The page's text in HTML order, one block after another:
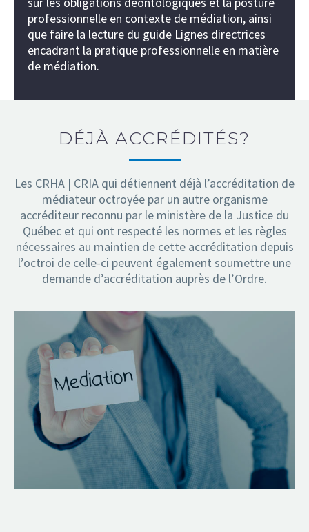
professionnelle en contexte de médiation, ainsi
que faire la lecture du guide Lignes directrices
encadrant la pratique professionnelle en matière
de médiation.
DÉJÀ ACCRÉDITÉS?
Les CRHA | CRIA qui détiennent déjà l’accréditation de
médiateur octroyée par un autre organisme
accréditeur reconnu par le ministère de la Justice du
Québec et qui ont respecté les normes et les règles
nécessaires au maintien de cette accréditation depuis
l’octroi de celle-ci peuvent également soumettre une
demande d’accréditation auprès de l’Ordre.